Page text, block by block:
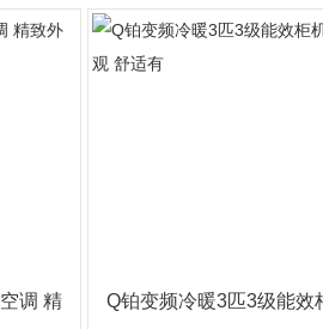
调 精 Q铂变频冷暖3匹3级能效